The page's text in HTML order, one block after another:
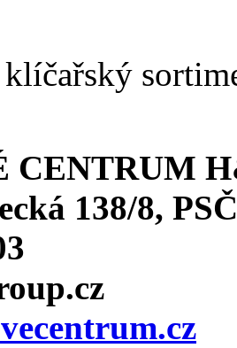
CENTRUM
138/8,